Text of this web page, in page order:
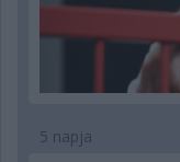
5 napja